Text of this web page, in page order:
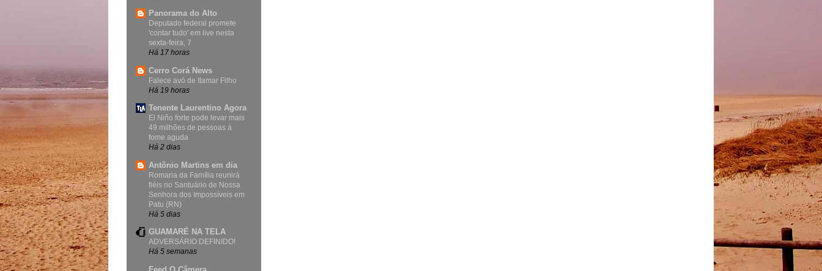
Panorama do Alto
Deputado federal promete
'contar tudo' em live nesta
sexta-feira, 7
Há 17 horas
Cerro Corá News
Falece avó de Itamar Filho
Há 19 horas
Tenente Laurentino Agora
El Niño forte pode levar mais
49 milhões de pessoas à
fome aguda
Há 2 dias
Antônio Martins em dia
Romaria da Família reunirá
fiéis no Santuário de Nossa
Senhora dos Impossíveis em
Patu (RN)
Há 5 dias
GUAMARÉ NA TELA
ADVERSÁRIO DEFINIDO!
Há 5 semanas